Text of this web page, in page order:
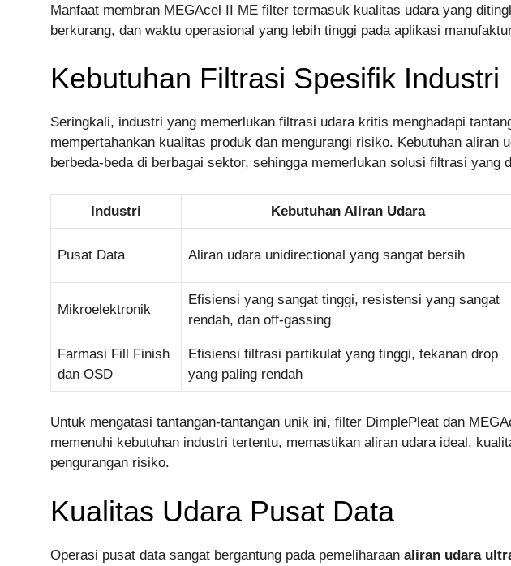
Manfaat membran MEGAcel II ME filter termasuk kualitas udara yang
berkurang, dan waktu operasional yang lebih tinggi pada aplikasi
Kebutuhan Filtrasi Spesifik Industri
Seringkali, industri yang memerlukan filtrasi udara kritis menghadapi
mempertahankan kualitas produk dan mengurangi risiko. Kebutuhan aliran
berbeda-beda di berbagai sektor, sehingga memerlukan solusi filtrasi yang
Industri Kebutuhan Aliran Udara
Pusat Data Aliran udara unidirectional yang sangat bersih
Mikroelektronik
Efisiensi yang sangat tinggi, resistensi yang sangat
rendah, dan off-gassing
Farmasi Fill Finish
dan OSD
Efisiensi filtrasi partikulat yang tinggi, tekanan drop
yang paling rendah
Untuk mengatasi tantangan-tantangan unik ini, filter DimplePleat dan
memenuhi kebutuhan industri tertentu, memastikan aliran udara ideal,
pengurangan risiko.
Kualitas Udara Pusat Data
Operasi pusat data sangat bergantung pada pemeliharaan aliran udara